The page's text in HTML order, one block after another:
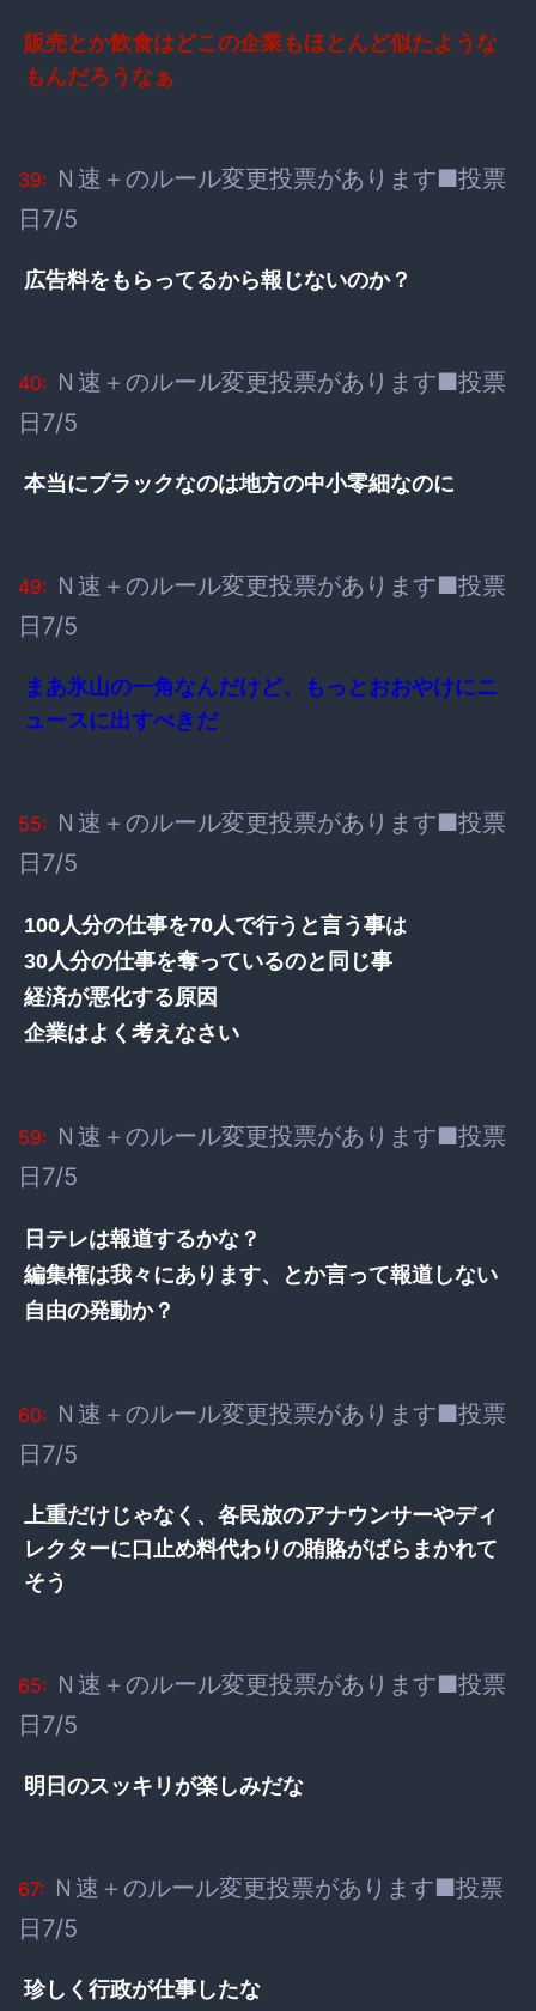
販売とか飲食はどこの企業もほとんど似たような
もんだろうなぁ
39: Ｎ速＋のルール変更投票があります■投票
日7/5
広告料をもらってるから報じないのか？
40: Ｎ速＋のルール変更投票があります■投票
日7/5
本当にブラックなのは地方の中小零細なのに
49: Ｎ速＋のルール変更投票があります■投票
日7/5
まあ氷山の一角なんだけど、もっとおおやけにニ
ュースに出すべきだ
55: Ｎ速＋のルール変更投票があります■投票
日7/5
100人分の仕事を70人で行うと言う事は
30人分の仕事を奪っているのと同じ事
経済が悪化する原因
企業はよく考えなさい
59: Ｎ速＋のルール変更投票があります■投票
日7/5
日テレは報道するかな？
編集権は我々にあります、とか言って報道しない
自由の発動か？
60: Ｎ速＋のルール変更投票があります■投票
日7/5
上重だけじゃなく、各民放のアナウンサーやディ
レクターに口止め料代わりの賄賂がばらまかれて
そう
65: Ｎ速＋のルール変更投票があります■投票
日7/5
明日のスッキリが楽しみだな
67: Ｎ速＋のルール変更投票があります■投票
日7/5
珍しく行政が仕事したな